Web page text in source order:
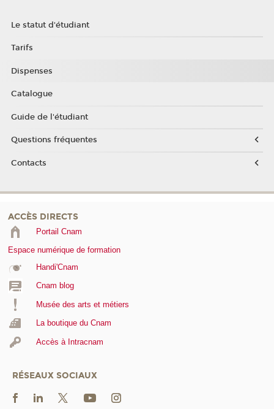
Le statut d'étudiant
Tarifs
Dispenses
Catalogue
Guide de l'étudiant
Questions fréquentes
Contacts
ACCÈS DIRECTS
Portail Cnam
Espace numérique de formation
Handi'Cnam
Cnam blog
Musée des arts et métiers
La boutique du Cnam
Accès à Intracnam
RÉSEAUX SOCIAUX